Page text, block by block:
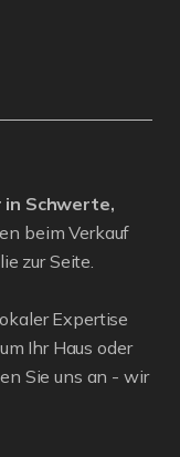
in Schwerte,
beim Verkauf
zur Seite.
Expertise
Ihr Haus oder
Sie uns an - wir